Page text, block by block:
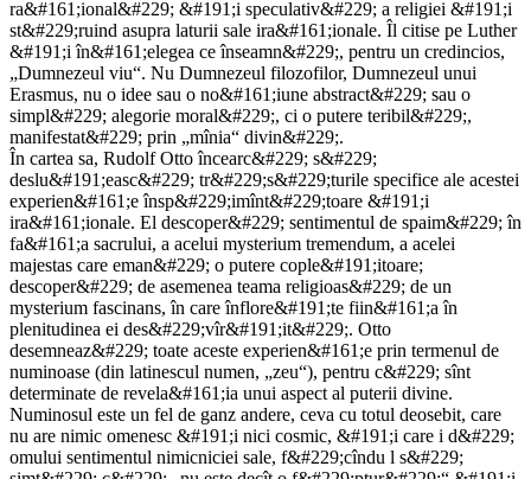
ra&#161;ional&#229; &#191;i speculativ&#229; a religiei &#191;i
st&#229;ruind asupra laturii sale ira&#161;ionale. Îl citise pe Luther
&#191;i în&#161;elegea ce înseamn&#229;, pentru un credincios,
„Dumnezeul viu“. Nu Dumnezeul filozofilor, Dumnezeul unui
Erasmus, nu o idee sau o no&#161;iune abstract&#229; sau o
simpl&#229; alegorie moral&#229;, ci o putere teribil&#229;,
manifestat&#229; prin „mînia“ divin&#229;.
În cartea sa, Rudolf Otto încearc&#229; s&#229;
deslu&#191;easc&#229; tr&#229;s&#229;turile specifice ale acestei
experien&#161;e însp&#229;imînt&#229;toare &#191;i
ira&#161;ionale. El descoper&#229; sentimentul de spaim&#229; în
fa&#161;a sacrului, a acelui mysterium tremendum, a acelei
majestas care eman&#229; o putere cople&#191;itoare;
descoper&#229; de asemenea teama religioas&#229; de un
mysterium fascinans, în care înflore&#191;te fiin&#161;a în
plenitudinea ei des&#229;vîr&#191;it&#229;. Otto
desemneaz&#229; toate aceste experien&#161;e prin termenul de
numinoase (din latinescul numen, „zeu“), pentru c&#229; sînt
determinate de revela&#161;ia unui aspect al puterii divine.
Numinosul este un fel de ganz andere, ceva cu totul deosebit, care
nu are nimic omenesc &#191;i nici cosmic, &#191;i care i d&#229;
omului sentimentul nimicniciei sale, f&#229;cîndu l s&#229;